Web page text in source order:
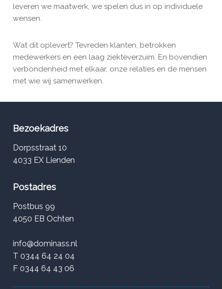
leveren we maatwerk, we spelen dus in op individuele
wensen.
Wat dit oplevert? Tevreden klanten, betrokken
medewerkers en een laag ziekteverzuim. En bovendien
verbondenheid met elkaar, onze relaties en de mensen
met wie wij samenwerken.
Bezoekadres
Dorpsstraat 10
4033 EX Lienden
Postadres
Postbus 99
4050 EB Ochten
info@dominass.nl
T 0344 64 24 04
F 0344 64 43 06